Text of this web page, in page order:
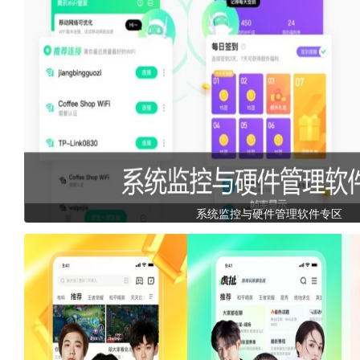
系统监控与硬件管理软件专区